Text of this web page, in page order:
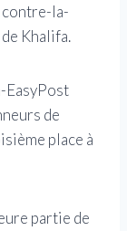
contre-la-
Khalifa.
EasyPost
de
place à
partie de